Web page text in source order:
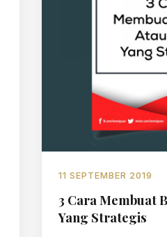
11 SEPTEMBER 2019
3 Cara Membuat
Yang Strategis